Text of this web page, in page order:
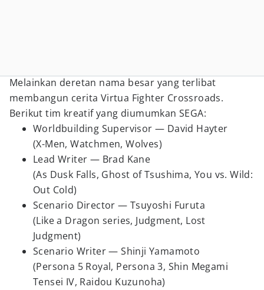
Melainkan deretan nama besar yang terlibat
membangun cerita Virtua Fighter Crossroads.
Berikut tim kreatif yang diumumkan SEGA:
Worldbuilding Supervisor — David Hayter
(X-Men, Watchmen, Wolves)
Lead Writer — Brad Kane
(As Dusk Falls, Ghost of Tsushima, You vs. Wild:
Out Cold)
Scenario Director — Tsuyoshi Furuta
(Like a Dragon series, Judgment, Lost
Judgment)
Scenario Writer — Shinji Yamamoto
(Persona 5 Royal, Persona 3, Shin Megami
Tensei IV, Raidou Kuzunoha)